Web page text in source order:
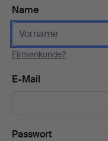
Name
Firmenkunde?
E-Mail
Passwort